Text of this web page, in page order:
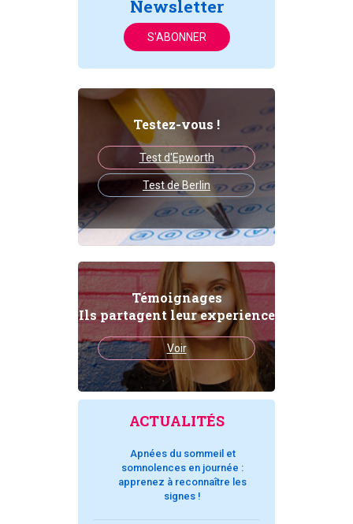
Newsletter
S'ABONNER
Testez-vous !
Test d'Epworth
Test de Berlin
Témoignages
Ils partagent leur experience
Voir
ACTUALITÉS
Apnées du sommeil et
somnolences en journée :
apprenez à reconnaître les
signes !